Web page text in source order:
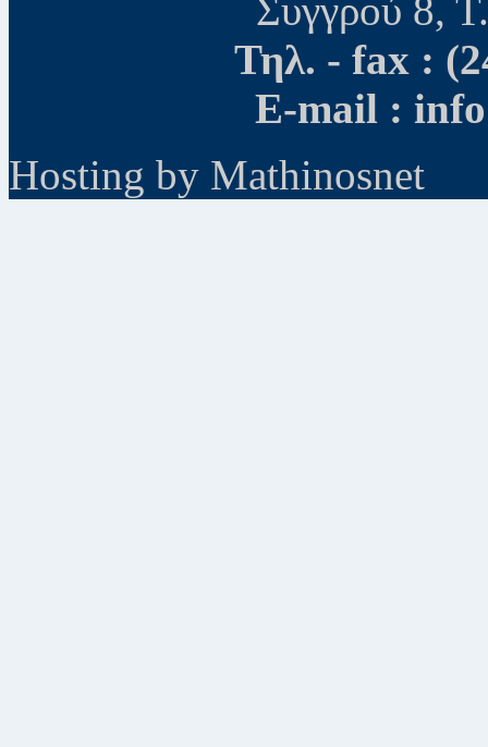
Συγγρού 8,
Τηλ. - fax :
E-mail :
Hosting by Mathinosnet